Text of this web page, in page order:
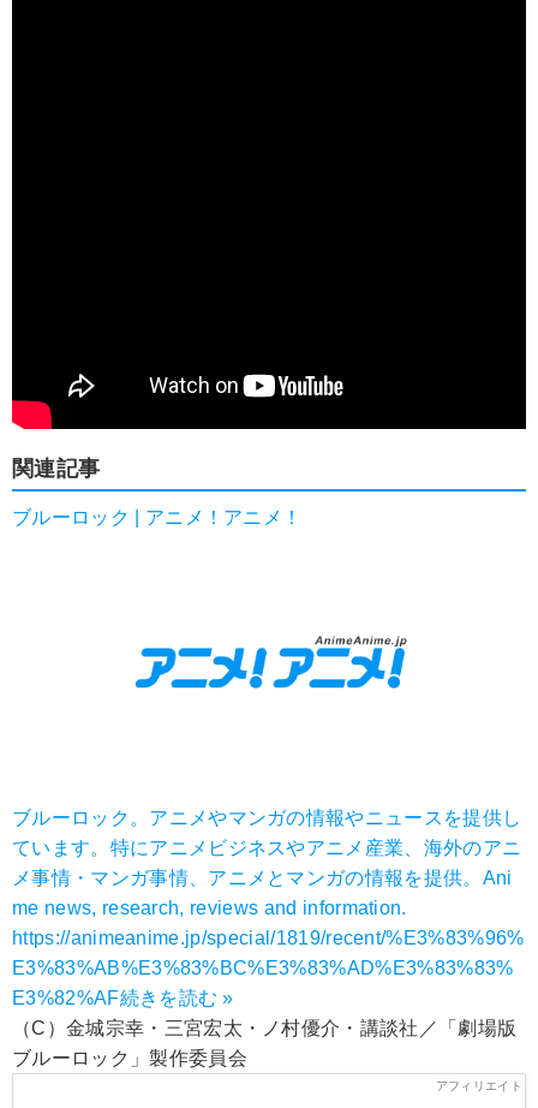
関連記事
ブルーロック | アニメ！アニメ！
ブルーロック。アニメやマンガの情報やニュースを提供し
ています。特にアニメビジネスやアニメ産業、海外のアニ
メ事情・マンガ事情、アニメとマンガの情報を提供。Ani
me news, research, reviews and information.
https://animeanime.jp/special/1819/recent/%E3%83%96%
E3%83%AB%E3%83%BC%E3%83%AD%E3%83%83%
E3%82%AF続きを読む »
（C）金城宗幸・三宮宏太・ノ村優介・講談社／「劇場版
ブルーロック」製作委員会